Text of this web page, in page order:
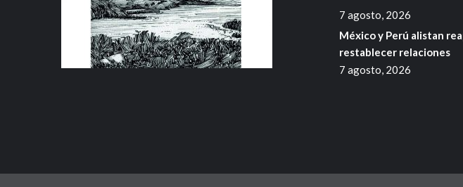
7 agosto, 2026
México y Perú alistan
restablecer relaciones
7 agosto, 2026